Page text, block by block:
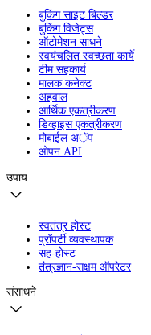
बुकिंग साइट बिल्डर
बुकिंग विजेट्स
ऑटोमेशन साधने
स्वयंचलित स्वच्छता कार्ये
टीम सहकार्य
मालक कनेक्ट
अहवाल
आर्थिक एकत्रीकरण
डिव्हाइस एकत्रीकरण
मोबाईल अॅप
ओपन API
उपाय
स्वतंत्र होस्ट
प्रॉपर्टी व्यवस्थापक
सह-होस्ट
तंत्रज्ञान-सक्षम ऑपरेटर
संसाधने